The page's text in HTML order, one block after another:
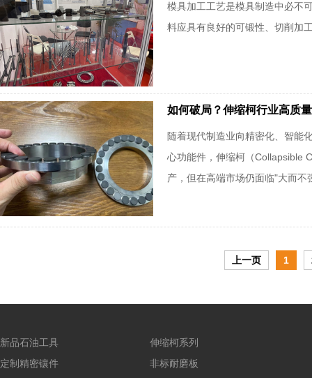
模具加工工艺是模具制造中必不
料应具有良好的可锻性、切削加
如何破局？伸缩柯行业高质
随着现代制造业向精密化、智能
心功能件，伸缩柯（Collapsible
产，但在高端市场仍面临"大而不
上一页 1
新品石油工具
伸缩柯系列
定制精密镶件
非标耐磨板